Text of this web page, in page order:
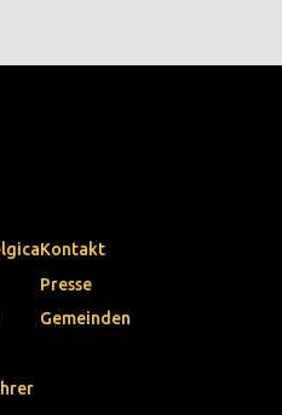
Kontakt
Presse
Gemeinden